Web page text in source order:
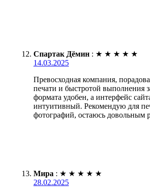
Спартак Дёмин : ★ ★ ★ ★ ★
14.03.2025
Превосходная компания,
печати и быстротой выполнения
формата удобен, а интерфейс
интуитивный. Рекомендую для
фотографий, остаюсь довольным
Мира : ★ ★ ★ ★ ★
28.02.2025